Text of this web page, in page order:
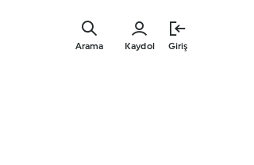
Kaydol Giriş
Arama